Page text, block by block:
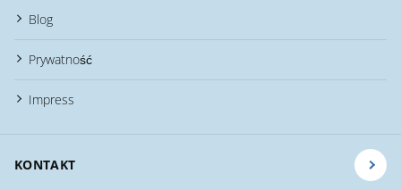
Blog
Prywatność
Impress
KONTAKT